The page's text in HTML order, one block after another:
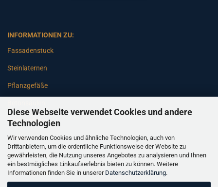
Diese Webseite verwendet Cookies und andere
Technologien
Wir verwenden Cookies und ähnliche Technologien, auch von
Drittanbietern, um die ordentliche Funktionsweise der Website zu
gewährleisten, die Nutzung unseres Angebotes zu analysieren und Ihnen
ein bestmögliches Einkaufserlebnis bieten zu können. Weitere
Informationen finden Sie in unserer Datenschutzerklärung.
INFORMATIONEN ZU:
Fassadenstuck
Steinlaternen
Pflanzgefäße
Gartenbänke
Pfeiler
Gartenbrunnen
Gartenfiguren